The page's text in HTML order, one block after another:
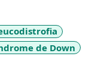
y
de la medida de
y por dar
de Down